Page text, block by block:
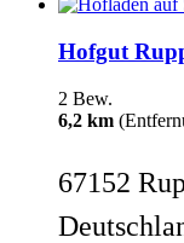
Hofgut
2 Bew.
6,2 km
67152